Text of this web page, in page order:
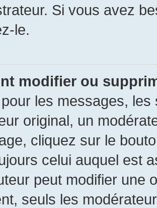
Si vous avez
le.
modifier ou
les messages,
original, un
cliquez sur le
celui auquel est
peut modifier une
seuls les